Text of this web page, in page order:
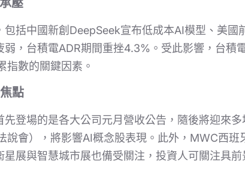
壓
括中國新創DeepSeek宣布低成本AI模型、美國
，台積電ADR期間重挫4.3%。受此影響，台積
指數的關鍵因素。
點
登場的是各大公司元月營收公告，隨後將迎來
說會），將影響AI概念股表現。此外，MWC西班
展與智慧城市展也備受關注，投資人可關注具